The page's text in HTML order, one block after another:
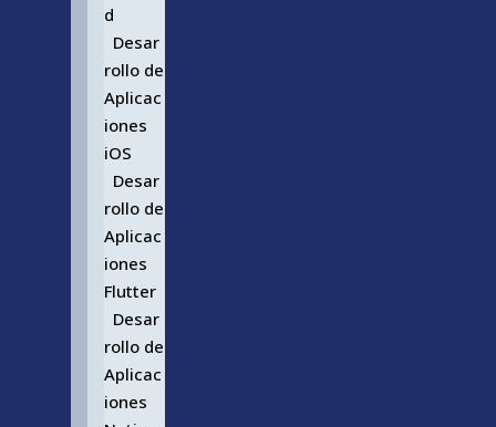
d
Desar
rollo de
Aplicac
iones
iOS
Desar
rollo de
Aplicac
iones
Flutter
Desar
rollo de
Aplicac
iones